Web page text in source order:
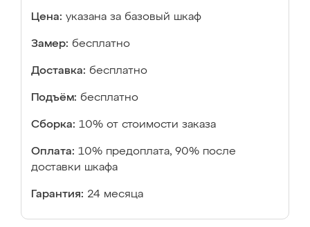
Цена: указана за базовый шкаф
Замер: бесплатно
Доставка: бесплатно
Подъём: бесплатно
Сборка: 10% от стоимости заказа
Оплата: 10% предоплата, 90% после
доставки шкафа
Гарантия: 24 месяца